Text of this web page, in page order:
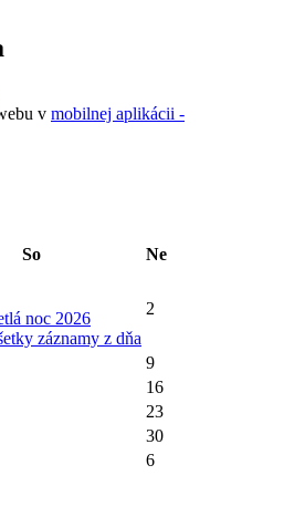
v mobilnej aplikácii -
So Ne
noc 2026
záznamy z dňa
2
9
16
23
30
6